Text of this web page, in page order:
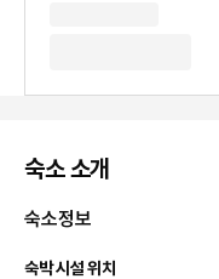
숙소 소개
숙소정보
숙박 시설 위치